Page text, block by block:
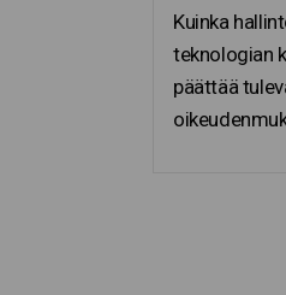
Kuinka
teknologian
päättää